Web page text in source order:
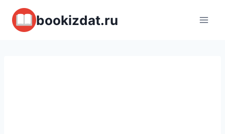
Перейти
содержимому
bookizdat.ru